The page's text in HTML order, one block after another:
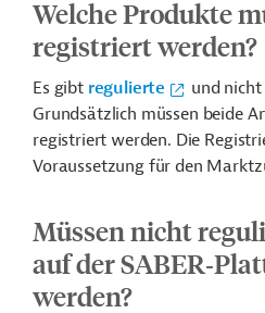
Welche Produkte
registriert werden?
Es gibt regulierte
und
Grundsätzlich müssen beide
registriert werden. Die
Voraussetzung für den
Müssen nicht
auf der
werden?